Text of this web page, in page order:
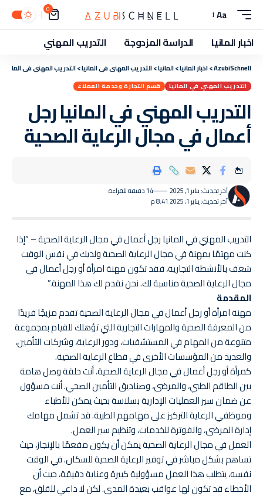
Aa
0
اخبار المانيا الدراسة المزدوجة التدريب المهني
AzubiSchnell
>اخبار المانيا>المانيا>التدريب المهني في المانيا>التدريب المهني في
التدريب المهني في المانيا قسم التجارة وخدمة العملاء
التدريب المهني في المانيا رجل
أعمال في مجال الرعاية الصحية
آخر تحديث: يناير 1, 2025 8:41 م
آخر تحديث: يناير 1, 2025 14 دقيقة للقراءة
التدريب المهني في المانيا رجل أعمال في مجال الرعاية الصحية – “إذا
كنت مهتمًا بمهنة في مجال الرعاية الصحية ولديك في نفس الوقت
شغف بالأنشطة التجارية، فقد تكون مهنة امرأة أو رجل أعمال في
مجال الرعاية الصحية مناسبة لك. نحن نقدم لك هذا المهنة.”
المقدمة
مهنة امرأة أو رجل أعمال في مجال الرعاية الصحية تقدم مزيجًا فريدًا
من المعرفة الصحية والمهارات التجارية التي تؤهلك للقيام بمجموعة
متنوعة من المهام في المستشفيات، ودور الرعاية، وشركات التأمين،
والعديد من المؤسسات الأخرى في قطاع الرعاية الصحية.
كمرأة أو رجل أعمال في مجال الرعاية الصحية، أنت حلقة وصل هامة
بين الطاقم الطبي، والمرضى، وصناديق التأمين الصحي. أنت مسؤول
عن ضمان سير العمليات الإدارية بسلاسة بحيث يمكن للأطباء
وموظفي الرعاية التركيز على مهامهم الطبية. قد تشمل مهامك
إدارة المرضى، والفوترة للخدمات، وتنظيم سير العمل.
العمل في مجال الرعاية الصحية يمكن أن يكون مفعمًا بالإنجاز، حيث
تساهم بشكل مباشر في توفير الرعاية الصحية للسكان. في الوقت
نفسه، يتطلب هذا العمل مسؤولية كبيرة وعناية دقيقة، حيث أن
الأخطاء قد تكون لها عواقب بعيدة المدى. لكن لا داعي للقلق، مع